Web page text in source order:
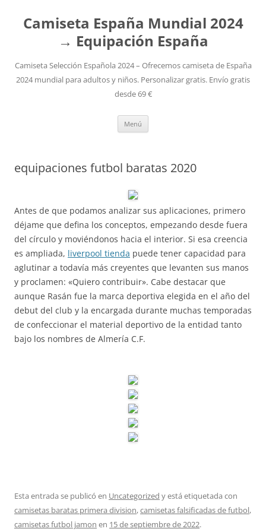
Camiseta España Mundial 2024
→ Equipación España
Camiseta Selección Española 2024 – Ofrecemos camiseta de España
2024 mundial para adultos y niños. Personalizar gratis. Envío gratis
desde 69 €
Menú
equipaciones futbol baratas 2020
Antes de que podamos analizar sus aplicaciones, primero
déjame que defina los conceptos, empezando desde fuera
del círculo y moviéndonos hacia el interior. Si esa creencia
es ampliada, liverpool tienda puede tener capacidad para
aglutinar a todavía más creyentes que levanten sus manos
y proclamen: «Quiero contribuir». Cabe destacar que
aunque Rasán fue la marca deportiva elegida en el año del
debut del club y la encargada durante muchas temporadas
de confeccionar el material deportivo de la entidad tanto
bajo los nombres de Almería C.F.
Esta entrada se publicó en Uncategorized y está etiquetada con
camisetas baratas primera division,camisetas falsificadas de futbol,
camisetas futbol jamon en 15 de septiembre de 2022.